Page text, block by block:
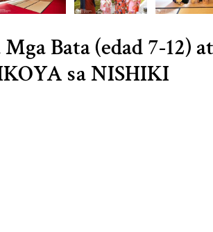
Bata (edad 7-12)
sa NISHIKI